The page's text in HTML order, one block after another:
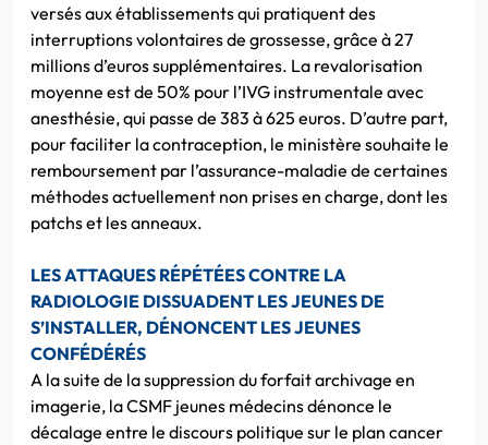
versés aux établissements qui pratiquent des
interruptions volontaires de grossesse, grâce à 27
millions d’euros supplémentaires. La revalorisation
moyenne est de 50% pour l’IVG instrumentale avec
anesthésie, qui passe de 383 à 625 euros. D’autre part,
pour faciliter la contraception, le ministère souhaite le
remboursement par l’assurance-maladie de certaines
méthodes actuellement non prises en charge, dont les
patchs et les anneaux.
LES ATTAQUES RÉPÉTÉES CONTRE LA
RADIOLOGIE DISSUADENT LES JEUNES DE
S’INSTALLER, DÉNONCENT LES JEUNES
CONFÉDÉRÉS
A la suite de la suppression du forfait archivage en
imagerie, la CSMF jeunes médecins dénonce le
décalage entre le discours politique sur le plan cancer